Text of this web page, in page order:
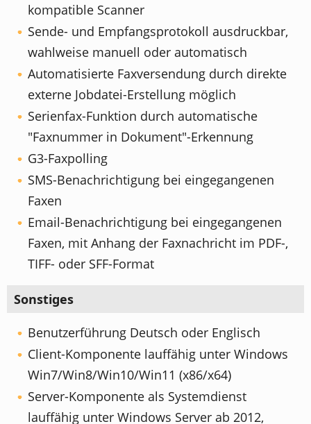
kompatible Scanner
Sende- und Empfangsprotokoll ausdruckbar,
wahlweise manuell oder automatisch
Automatisierte Faxversendung durch direkte
externe Jobdatei-Erstellung möglich
Serienfax-Funktion durch automatische
"Faxnummer in Dokument"-Erkennung
G3-Faxpolling
SMS-Benachrichtigung bei eingegangenen
Faxen
Email-Benachrichtigung bei eingegangenen
Faxen, mit Anhang der Faxnachricht im PDF-,
TIFF- oder SFF-Format
Sonstiges
Benutzerführung Deutsch oder Englisch
Client-Komponente lauffähig unter Windows
Win7/Win8/Win10/Win11 (x86/x64)
Server-Komponente als Systemdienst
lauffähig unter Windows Server ab 2012,